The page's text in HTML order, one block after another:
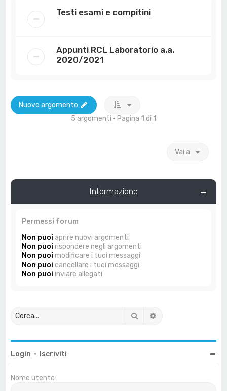
Testi esami e compitini
Appunti RCL Laboratorio a.a.
2020/2021
Nuovo argomento
5 argomenti • Pagina 1 di 1
Vai a
Informazione
Permessi forum
Non puoi aprire nuovi argomenti
Non puoi rispondere negli argomenti
Non puoi modificare i tuoi messaggi
Non puoi cancellare i tuoi messaggi
Non puoi inviare allegati
Cerca
Login • Iscriviti
Nome utente: